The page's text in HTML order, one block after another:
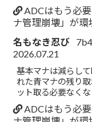
ADCはもう必
ナ管理崩壊」が環
名もなき忍び
2026.07.21
基本マナは減らし
れた青マナの残り
ット取る必要なく
ADCはもう必